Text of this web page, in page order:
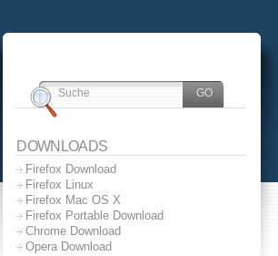
DOWNLOADS
Firefox Download
Firefox Linux
Firefox Mac OS X
Firefox Portable Download
Chrome Download
Opera Download